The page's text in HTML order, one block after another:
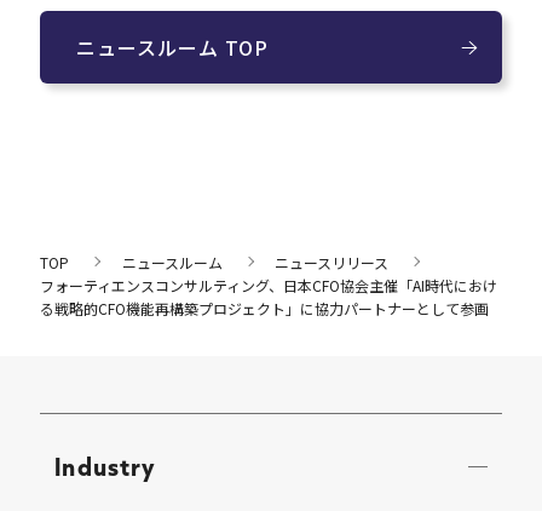
ニュースルーム TOP
TOP ニュースルーム
ニュースリリース
フォーティエンスコンサルティング、日本CFO協会主催「AI時代におけ
る戦略的CFO機能再構築プロジェクト」に協力パートナーとして参画
Industry